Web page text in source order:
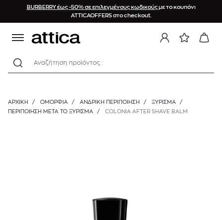
BURBERRY έως -50% σε επιλεγμένους κωδικούςμε το κουπόνι
ATTICAOFFERS στο checkout.
Αναζήτηση προϊόντος :
ΑΡΧΙΚΉ / ΟΜΟΡΦΙΑ / ΑΝΔΡΙΚΗ ΠΕΡΙΠΟΙΗΣΗ / ΞΎΡΙΣΜΑ
/
ΠΕΡΙΠΟΊΗΣΗ ΜΕΤΆ ΤΟ ΞΎΡΙΣΜΑ
/ COLONIA AFTER SHAVE BALM